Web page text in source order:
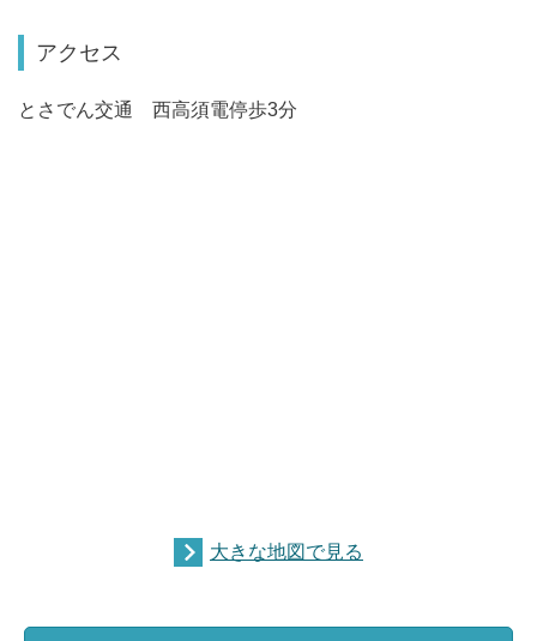
アクセス
とさでん交通 西高須電停歩3分
大きな地図で見る